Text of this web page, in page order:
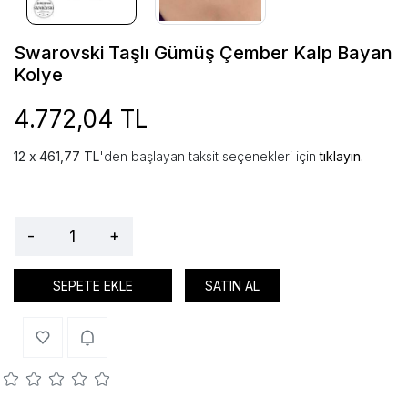
Swarovski Taşlı Gümüş Çember Kalp Bayan
Kolye
4.772,04 TL
461,77 TL'den başlayan taksit seçenekleri içintıklayın.
- +
SEPETE EKLE SATIN AL